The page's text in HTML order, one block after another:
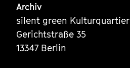
Archiv
silent green Kulturquartier
Gerichtstraße 35
13347 Berlin